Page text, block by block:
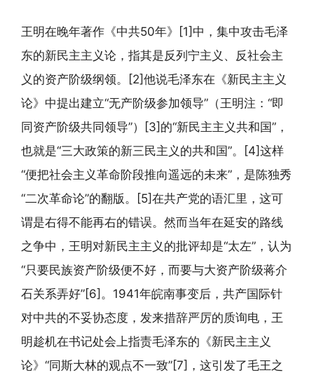
王明在晚年著作《中共50年》[1]中，集中攻击毛泽
东的新民主主义论，指其是反列宁主义、反社会主
义的资产阶级纲领。[2]他说毛泽东在《新民主主义
论》中提出建立“无产阶级参加领导”（王明注：“即
同资产阶级共同领导”）[3]的“新民主主义共和国”，
也就是“三大政策的新三民主义的共和国”。[4]这样
“便把社会主义革命阶段推向遥远的未来”，是陈独秀
“二次革命论”的翻版。[5]在共产党的语汇里，这可
谓是右得不能再右的错误。然而当年在延安的路线
之争中，王明对新民主主义的批评却是“太左”，认为
“只要民族资产阶级便不好，而要与大资产阶级蒋介
石关系弄好”[6]。1941年皖南事变后，共产国际针
对中共的不妥协态度，发来措辞严厉的质询电，王
明趁机在书记处会上指责毛泽东的《新民主主义
论》“同斯大林的观点不一致”[7]，这引发了毛王之